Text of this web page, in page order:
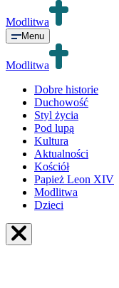
Modlitwa
Menu
Modlitwa
Dobre historie
Duchowość
Styl życia
Pod lupą
Kultura
Aktualności
Kościół
Papież Leon XIV
Modlitwa
Dzieci